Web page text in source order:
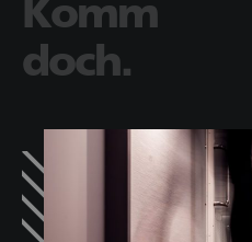
Komm
doch.